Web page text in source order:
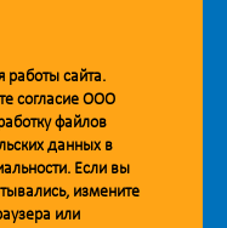
Vodorobot
работы сайта.
согласие ООО
файлов
данных в
. Если вы
измените
или